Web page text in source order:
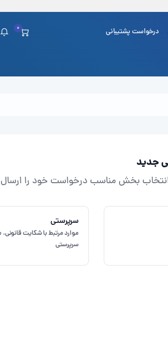
درخواست پشتیبانی 0
جدید
انتخاب بخش مناسب درخواست خود را
سرپرستی
موارد مرتبط با شکایت
سرپرستی